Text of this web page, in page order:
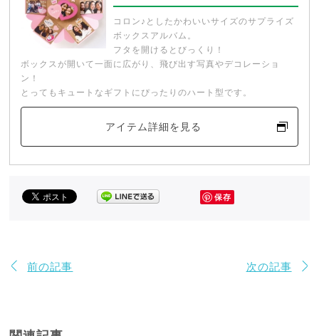
コロン♪としたかわいいサイズのサプライズ
ボックスアルバム。
フタを開けるとびっくり！
ボックスが開いて一面に広がり、飛び出す写真やデコレーショ
ン！
とってもキュートなギフトにぴったりのハート型です。
アイテム詳細を見る
保存
前の記事 次の記事